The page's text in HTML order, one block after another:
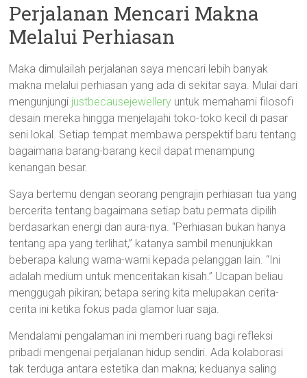
Perjalanan Mencari Makna
Melalui Perhiasan
Maka dimulailah perjalanan saya mencari lebih banyak
makna melalui perhiasan yang ada di sekitar saya. Mulai dari
mengunjungi justbecausejewellery untuk memahami filosofi
desain mereka hingga menjelajahi toko-toko kecil di pasar
seni lokal. Setiap tempat membawa perspektif baru tentang
bagaimana barang-barang kecil dapat menampung
kenangan besar.
Saya bertemu dengan seorang pengrajin perhiasan tua yang
bercerita tentang bagaimana setiap batu permata dipilih
berdasarkan energi dan aura-nya. “Perhiasan bukan hanya
tentang apa yang terlihat,” katanya sambil menunjukkan
beberapa kalung warna-warni kepada pelanggan lain. “Ini
adalah medium untuk menceritakan kisah.” Ucapan beliau
menggugah pikiran; betapa sering kita melupakan cerita-
cerita ini ketika fokus pada glamor luar saja.
Mendalami pengalaman ini memberi ruang bagi refleksi
pribadi mengenai perjalanan hidup sendiri. Ada kolaborasi
tak terduga antara estetika dan makna; keduanya saling